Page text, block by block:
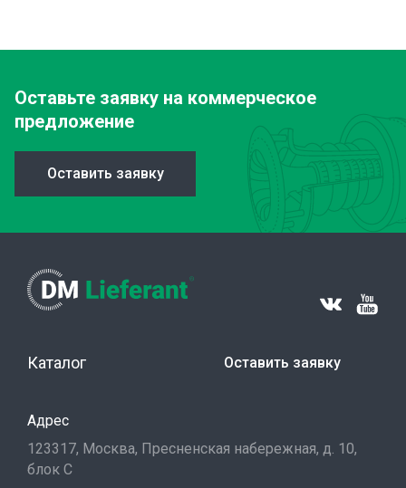
Оставьте заявку на коммерческое
предложение
Оставить заявку
Каталог Оставить заявку
Адрес
123317, Москва, Пресненская набережная, д. 10,
блок С